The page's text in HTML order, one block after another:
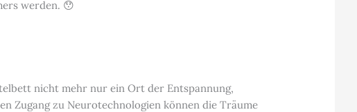
werden. 😯
nicht mehr nur ein Ort der Entspannung,
Zugang zu Neurotechnologien können die Träume